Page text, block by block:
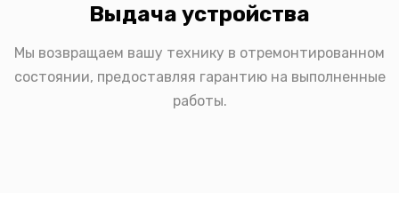
Выдача устройства
Мы возвращаем вашу технику в отремонтированном
состоянии, предоставляя гарантию на выполненные
работы.